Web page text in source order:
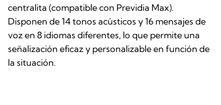
centralita (compatible con Previdia Max).
Disponen de 14 tonos acústicos y 16 mensajes de
voz en 8 idiomas diferentes, lo que permite una
señalización eficaz y personalizable en función de
la situación.